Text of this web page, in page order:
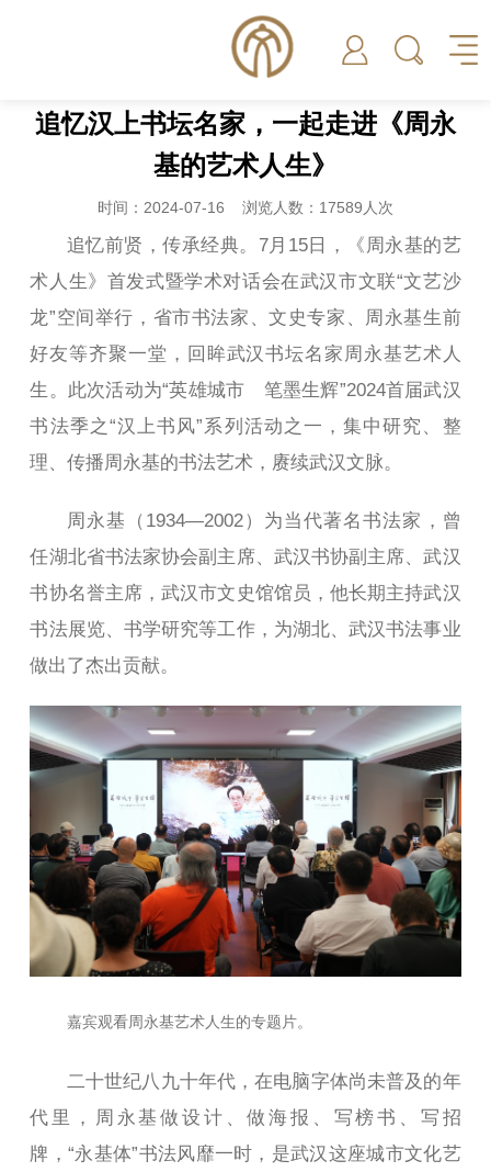
追忆汉上书坛名家，一起走进《周永
基的艺术人生》
时间：2024-07-16 浏览人数：17589人次
追忆前贤，传承经典。7月15日，《周永基的艺
术人生》首发式暨学术对话会在武汉市文联“文艺沙
龙”空间举行，省市书法家、文史专家、周永基生前
好友等齐聚一堂，回眸武汉书坛名家周永基艺术人
生。此次活动为“英雄城市 笔墨生辉”2024首届武汉
书法季之“汉上书风”系列活动之一，集中研究、整
理、传播周永基的书法艺术，赓续武汉文脉。
周永基（1934—2002）为当代著名书法家，曾
任湖北省书法家协会副主席、武汉书协副主席、武汉
书协名誉主席，武汉市文史馆馆员，他长期主持武汉
书法展览、书学研究等工作，为湖北、武汉书法事业
做出了杰出贡献。
嘉宾观看周永基艺术人生的专题片。
二十世纪八九十年代，在电脑字体尚未普及的年
代里，周永基做设计、做海报、写榜书、写招
牌，“永基体”书法风靡一时，是武汉这座城市文化艺